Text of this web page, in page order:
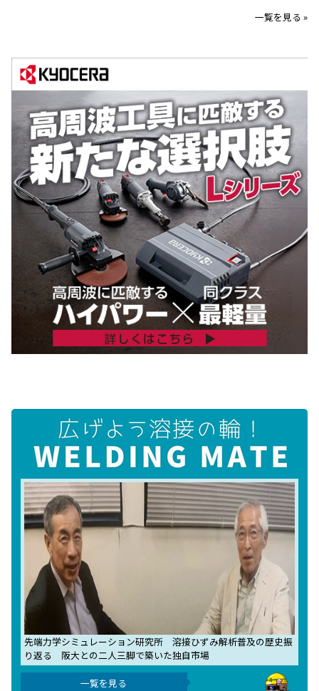
一覧を見る »
先端力学シミュレーション研究所 溶接ひずみ解析普及の歴史振
り返る 阪大との二人三脚で築いた独自市場
一覧を見る